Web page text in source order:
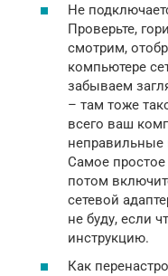
Не
Проверьте,
смотрим,
компьютере
забываем
– там тоже
всего ваш
неправильные
Самое
потом
сетевой
не буду, если
инструкцию.
Как